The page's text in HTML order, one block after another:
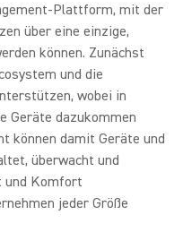
Plattform, mit der
über eine einzige,
können. Zunächst
und die
wobei in
Geräte dazukommen
können damit Geräte und
überwacht und
und Komfort
jeder Größe